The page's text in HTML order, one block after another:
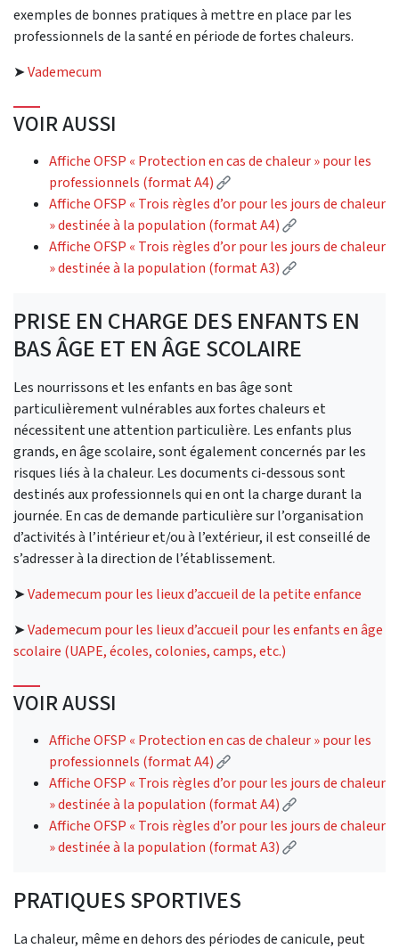
exemples de bonnes pratiques à mettre en place par les
professionnels de la santé en période de fortes chaleurs.
➤Vademecum
VOIR AUSSI
Affiche OFSP « Protection en cas de chaleur » pour les
professionnels (format A4)
(External link)
Affiche OFSP « Trois règles d’or pour les jours de chaleur
» destinée à la population (format A4)
(External link)
Affiche OFSP « Trois règles d’or pour les jours de chaleur
» destinée à la population (format A3)
(External link)
PRISE EN CHARGE DES ENFANTS EN
BAS ÂGE ET EN ÂGE SCOLAIRE
Les nourrissons et les enfants en bas âge sont
particulièrement vulnérables aux fortes chaleurs et
nécessitent une attention particulière. Les enfants plus
grands, en âge scolaire, sont également concernés par les
risques liés à la chaleur. Les documents ci-dessous sont
destinés aux professionnels qui en ont la charge durant la
journée. En cas de demande particulière sur l’organisation
d’activités à l’intérieur et/ou à l’extérieur, il est conseillé de
s’adresser à la direction de l’établissement.
➤Vademecum pour les lieux d’accueil de la petite enfance
➤Vademecum pour les lieux d’accueil pour les enfants en âge
scolaire (UAPE, écoles, colonies, camps, etc.)
VOIR AUSSI
Affiche OFSP « Protection en cas de chaleur » pour les
professionnels (format A4)
(External link)
Affiche OFSP « Trois règles d’or pour les jours de chaleur
» destinée à la population (format A4)
(External link)
Affiche OFSP « Trois règles d’or pour les jours de chaleur
» destinée à la population (format A3)
(External link)
PRATIQUES SPORTIVES
La chaleur, même en dehors des périodes de canicule, peut